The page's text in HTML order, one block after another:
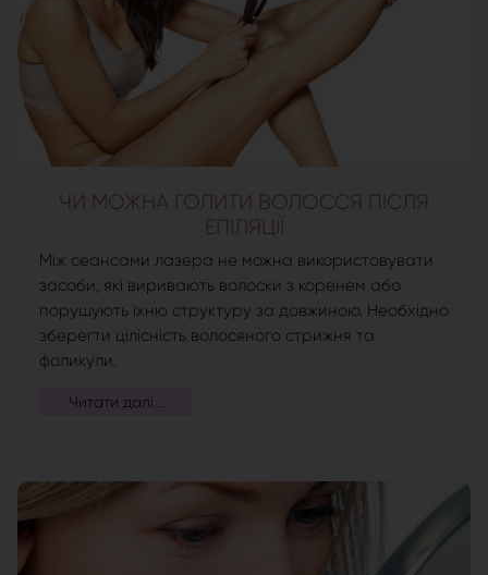
ЧИ МОЖНА ГОЛИТИ ВОЛОССЯ ПІСЛЯ
ЕПІЛЯЦІЇ
Між сеансами лазера не можна використовувати
засоби, які виривають волоски з коренем або
порушують їхню структуру за довжиною. Необхідно
зберегти цілісність волосяного стрижня та
фоликули.
Читати далі...